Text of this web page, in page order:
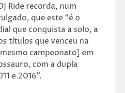
Ride recorda, num
que este “é o
que conquista a solo, a
títulos que venceu na
campeonato] em
com a dupla
e 2016”.